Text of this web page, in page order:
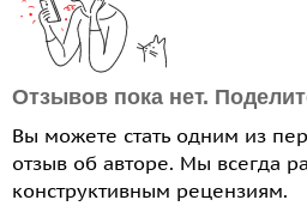
Отзывов пока нет.
Вы можете стать одним из
отзыв об авторе. Мы всегда
конструктивным рецензиям.